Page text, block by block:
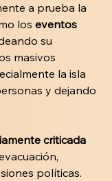
a prueba la
los eventos
su
masivos
la isla
y dejando
criticada
políticas.